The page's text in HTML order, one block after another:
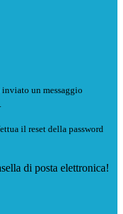
inviato un messaggio
il reset della password
di posta elettronica!